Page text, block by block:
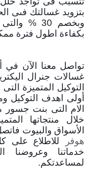
بتزويد غسالتك فىى
وبخصم 30
بكفاءة اطول فترة
تواصل معنا الآن
غسالات جنرال
التوكيل المتميزة
أولى اهدف التوكيل
الام التى بنت جسور
خلال منتجاتها
الأسواق والبيوت
هوفر
للاطلاع
خدماتنا وعروضنا
لمساعدتكم.